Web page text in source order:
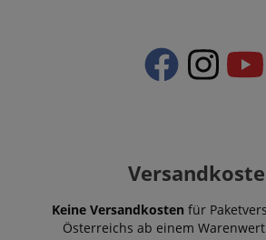
Keine Versandkosten für
Österreichs ab einem